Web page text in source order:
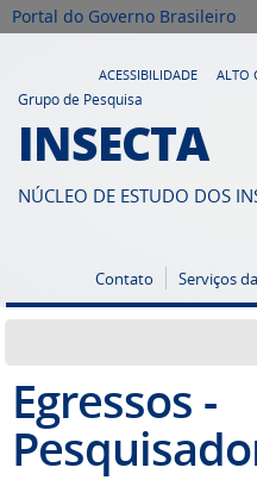
Portal do Governo Brasileiro
ACESSIBILIDADE ALTO
Grupo de Pesquisa
INSECTA
NÚCLEO DE ESTUDO DOS
Contato Serviços
Egressos -